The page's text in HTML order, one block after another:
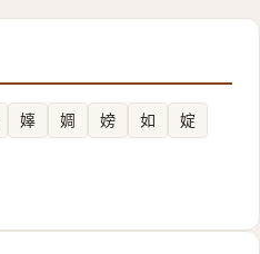
嫴 婤 嫎 如
婝